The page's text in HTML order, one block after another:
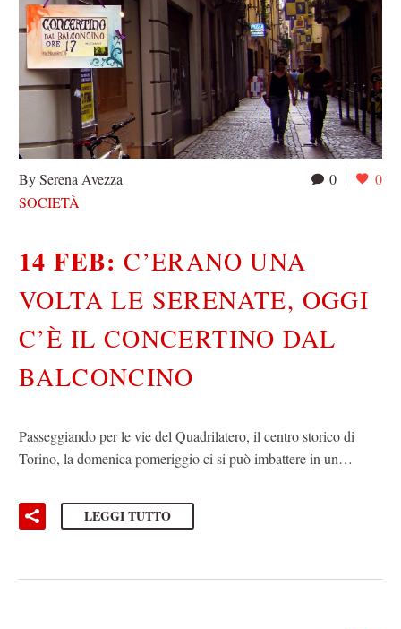
0 0
By Serena Avezza
SOCIETÀ
14 FEB:C’ERANO UNA
VOLTA LE SERENATE, OGGI
C’È IL CONCERTINO DAL
BALCONCINO
Passeggiando per le vie del Quadrilatero, il centro storico di
Torino, la domenica pomeriggio ci si può imbattere in un…
LEGGI TUTTO